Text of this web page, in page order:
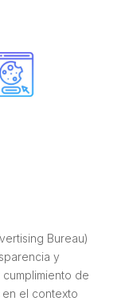
Bureau)
y
de
el contexto